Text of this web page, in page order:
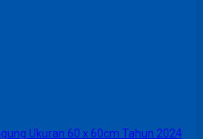
Ukuran 60 x 60cm Tahun 2024